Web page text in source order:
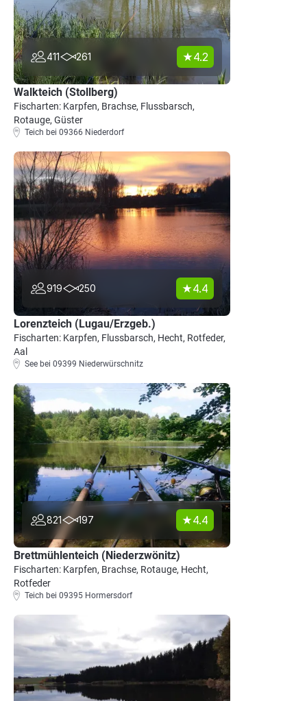
411 261 4.2
Walkteich (Stollberg)
Fischarten: Karpfen, Brachse, Flussbarsch,
Rotauge, Güster
Teich bei 09366 Niederdorf
919 250 4.4
Lorenzteich (Lugau/Erzgeb.)
Fischarten: Karpfen, Flussbarsch, Hecht, Rotfeder,
Aal
See bei 09399 Niederwürschnitz
821 197 4.4
Brettmühlenteich (Niederzwönitz)
Fischarten: Karpfen, Brachse, Rotauge, Hecht,
Rotfeder
Teich bei 09395 Hormersdorf